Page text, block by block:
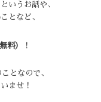
いうお話や、
ことなど、
料） ！
となので、
ませ！